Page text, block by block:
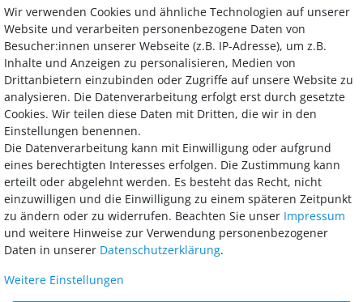
Vertrag widerrufen Kontakt
Bezahlung
Wir bieten Ihnen viele Möglichkeiten einer sicheren und bequemen
Bezahlung.
Wir verwenden Cookies und ähnliche Technologien auf unserer
Website und verarbeiten personenbezogene Daten von
Besucher:innen unserer Webseite (z.B. IP-Adresse), um z.B.
Inhalte und Anzeigen zu personalisieren, Medien von
Drittanbietern einzubinden oder Zugriffe auf unsere Website zu
analysieren. Die Datenverarbeitung erfolgt erst durch gesetzte
Cookies. Wir teilen diese Daten mit Dritten, die wir in den
Einstellungen benennen.
Die Datenverarbeitung kann mit Einwilligung oder aufgrund
eines berechtigten Interesses erfolgen. Die Zustimmung kann
erteilt oder abgelehnt werden. Es besteht das Recht, nicht
einzuwilligen und die Einwilligung zu einem späteren Zeitpunkt
zu ändern oder zu widerrufen. Beachten Sie unser Impressum
und weitere Hinweise zur Verwendung personenbezogener
Daten in unserer Daten­schutz­erklärung.
Weitere Einstellungen